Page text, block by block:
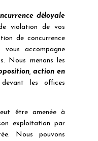
déloyale
violation de vos
de concurrence
vous accompagne
Nous menons les
action en
les offices
être amenée à
exploitation par
Nous pouvons